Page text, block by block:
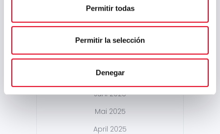
Permitir todas
Permitir la selección
Denegar
Januar 2026
Dezember 2025
Oktober 2025
September 2025
Juli 2025
Juni 2025
Mai 2025
April 2025